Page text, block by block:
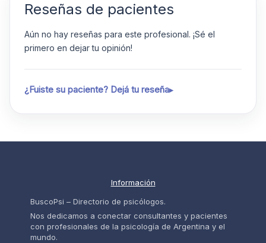
Reseñas de pacientes
Aún no hay reseñas para este profesional. ¡Sé el
primero en dejar tu opinión!
¿Fuiste su paciente? Dejá tu reseña
Información
BuscoPsi – Directorio de psicólogos.
Nos dedicamos a conectar consultantes y pacientes
con profesionales de la psicología de Argentina y el
mundo.